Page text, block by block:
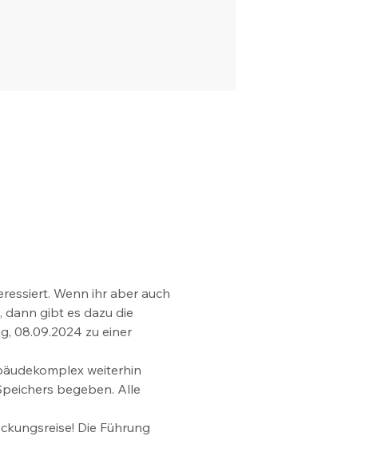
Wenn ihr aber auch
gibt es dazu die
08.09.2024 zu einer
weiterhin
begeben. Alle
Die Führung